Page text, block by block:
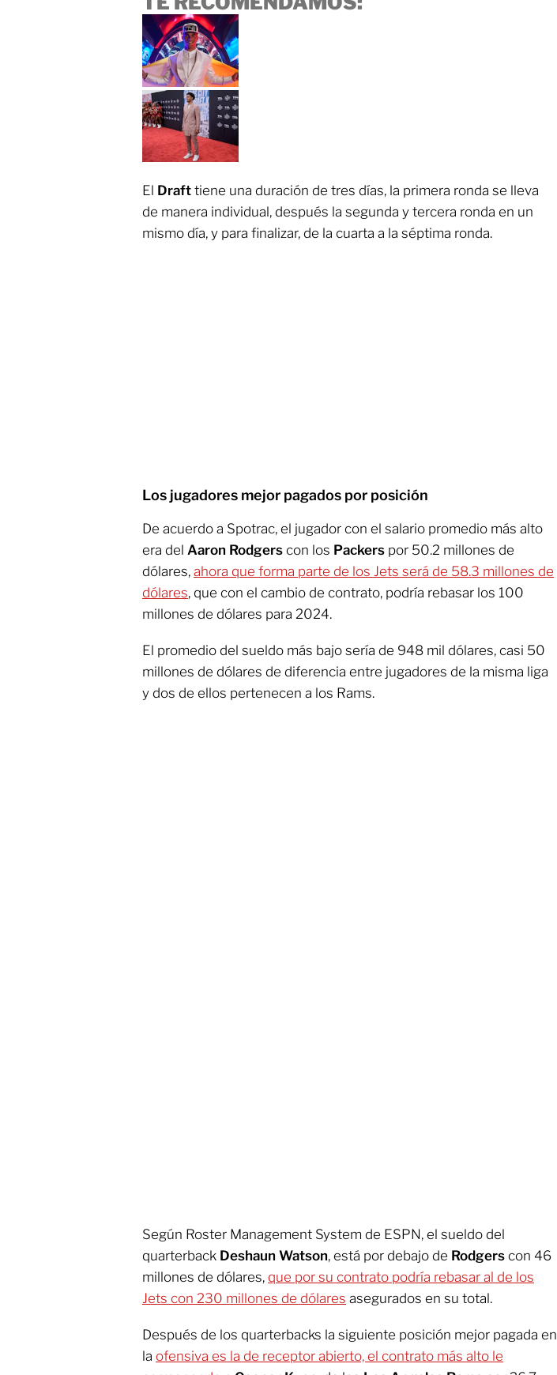
El Draft tiene una duración de tres días, la primera ronda se lleva
de manera individual, después la segunda y tercera ronda en un
mismo día, y para finalizar, de la cuarta a la séptima ronda.
Los jugadores mejor pagados por posición
De acuerdo a Spotrac, el jugador con el salario promedio más alto
era del Aaron Rodgers con los Packers por 50.2 millones de
dólares, ahora que forma parte de los Jets será de 58.3 millones de
dólares, que con el cambio de contrato, podría rebasar los 100
millones de dólares para 2024.
El promedio del sueldo más bajo sería de 948 mil dólares, casi 50
millones de dólares de diferencia entre jugadores de la misma liga
y dos de ellos pertenecen a los Rams.
Según Roster Management System de ESPN, el sueldo del
quarterback Deshaun Watson, está por debajo de Rodgers con 46
millones de dólares, que por su contrato podría rebasar al de los
Jets con 230 millones de dólares asegurados en su total.
Después de los quarterbacks la siguiente posición mejor pagada en
la ofensiva es la de receptor abierto, el contrato más alto le